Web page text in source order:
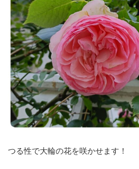
つる性で大輪の花を咲かせます！